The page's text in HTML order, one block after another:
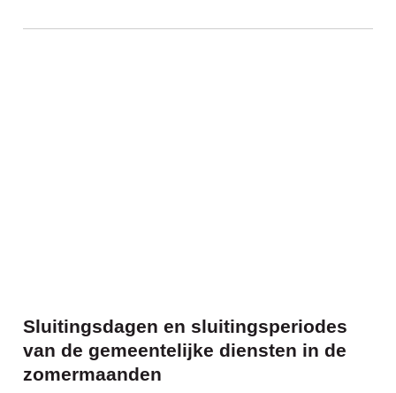
Sluitingsdagen en sluitingsperiodes
van de gemeentelijke diensten in de
zomermaanden